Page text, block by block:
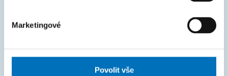
Marketingové
Povolit vše